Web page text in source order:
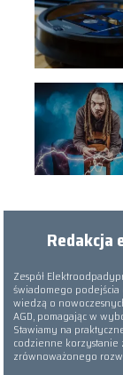
Zespół
świadomego
wiedzą o
AGD, pomagając w
Stawiamy na
codzienne
zrównoważonego